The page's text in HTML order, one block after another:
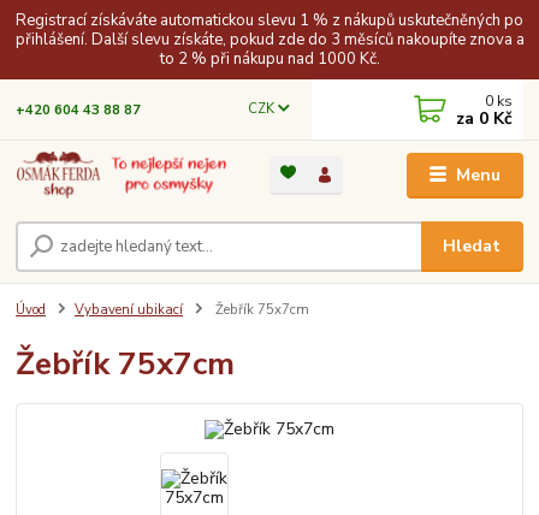
Registrací získáváte automatickou slevu 1 % z nákupů uskutečněných po
přihlášení. Další slevu získáte, pokud zde do 3 měsíců nakoupíte znova a
to 2 % při nákupu nad 1000 Kč.
Menu
CZK
Hledat
+420 604 43 88 87 0 ks
za 0 Kč
Úvod Vybavení ubikací Žebřík 75x7cm
Žebřík 75x7cm